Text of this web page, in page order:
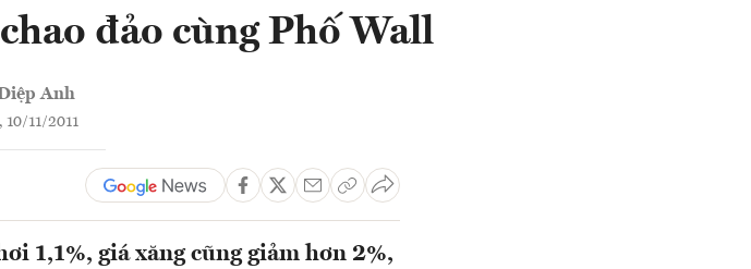
đảo cùng Phố Wall
Anh
10/11/2011
1,1%, giá xăng cũng giảm hơn 2%,